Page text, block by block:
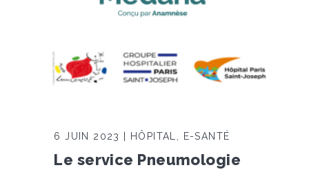
6 JUIN 2023 | HÔPITAL, E-SANTÉ
Le service Pneumologie